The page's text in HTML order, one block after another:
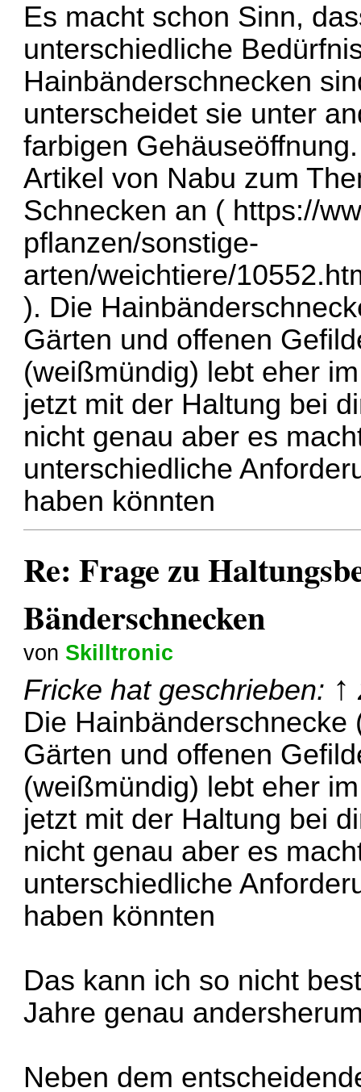
Es macht schon Sinn,
unterschiedliche
Hainbänderschnecken
unterscheidet sie unter
farbigen
Artikel von Nabu zum
Schnecken an ( https://
pflanzen/sonstige-
arten/weichtiere/
). Die
Gärten und offenen
(weißmündig) lebt eher
jetzt mit der Haltung bei
nicht genau aber es
unterschiedliche
haben könnten
Re: Frage zu
Bänderschnecken
von Skilltronic
Fricke hat geschrieben: ↑
Die
Gärten und offenen
(weißmündig) lebt eher
jetzt mit der Haltung bei
nicht genau aber es
unterschiedliche
haben könnten
Das kann ich so nicht
Jahre genau
Neben dem